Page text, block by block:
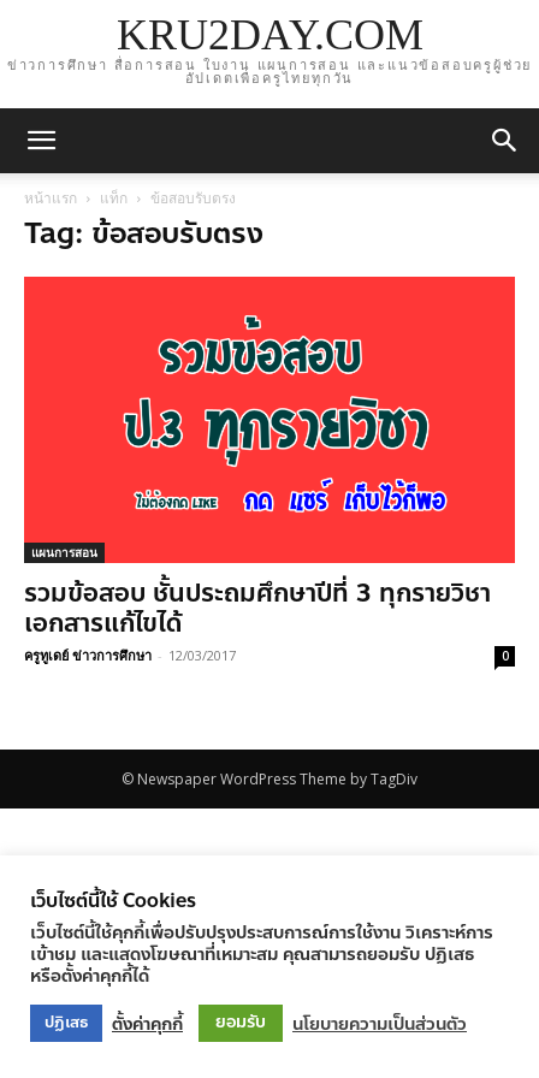
KRU2DAY.COM
ข่าวการศึกษา สื่อการสอน ใบงาน แผนการสอน และแนวข้อสอบครูผู้ช่วย
อัปเดตเพื่อครูไทยทุกวัน
หน้าแรก แท็ก ข้อสอบรับตรง
Tag: ข้อสอบรับตรง
แผนการสอน
รวมข้อสอบ ชั้นประถมศึกษาปีที่ 3 ทุกรายวิชา
เอกสารแก้ไขได้
ครูทูเดย์ ข่าวการศึกษา - 12/03/2017 0
© Newspaper WordPress Theme by TagDiv
เว็บไซต์นี้ใช้ Cookies
เว็บไซต์นี้ใช้คุกกี้เพื่อปรับปรุงประสบการณ์การใช้งาน วิเคราะห์การ
เข้าชม และแสดงโฆษณาที่เหมาะสม คุณสามารถยอมรับ ปฏิเสธ
หรือตั้งค่าคุกกี้ได้
ปฏิเสธ ตั้งค่าคุกกี้ ยอมรับ นโยบายความเป็นส่วนตัว